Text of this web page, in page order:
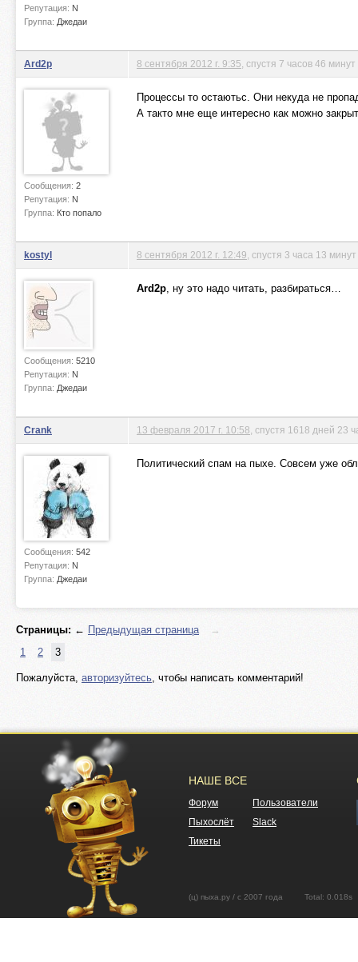
Репутация: N
Группа: Джедаи
Ard2p
Сообщения: 2
Репутация: N
Группа: Кто попало
8 сентября 2012 г. 9:35 , спустя 7 часов 46
Процессы то остаютьс. Они некуда не
А такто мне еще интересно как можно
kostyl
Сообщения: 5210
Репутация: N
Группа: Джедаи
8 сентября 2012 г. 12:49 , спустя 3 часа 13
Ard2p, ну это надо читать, разбираться…
Crank
Сообщения: 542
Репутация: N
Группа: Джедаи
13 февраля 2017 г. 10:58 , спустя 1618 дней 23
Политический спам на пыхе. Совсем уже
Страницы: ← Предыдущая страница
→
1
2 3
Пожалуйста, авторизуйтесь, чтобы написать комментарий!
НАШЕ ВСЕ
Форум
Пользователи
Пыхослёт
Slack
Тикеты
(ц) пыха.ру / с 2007 года Total: